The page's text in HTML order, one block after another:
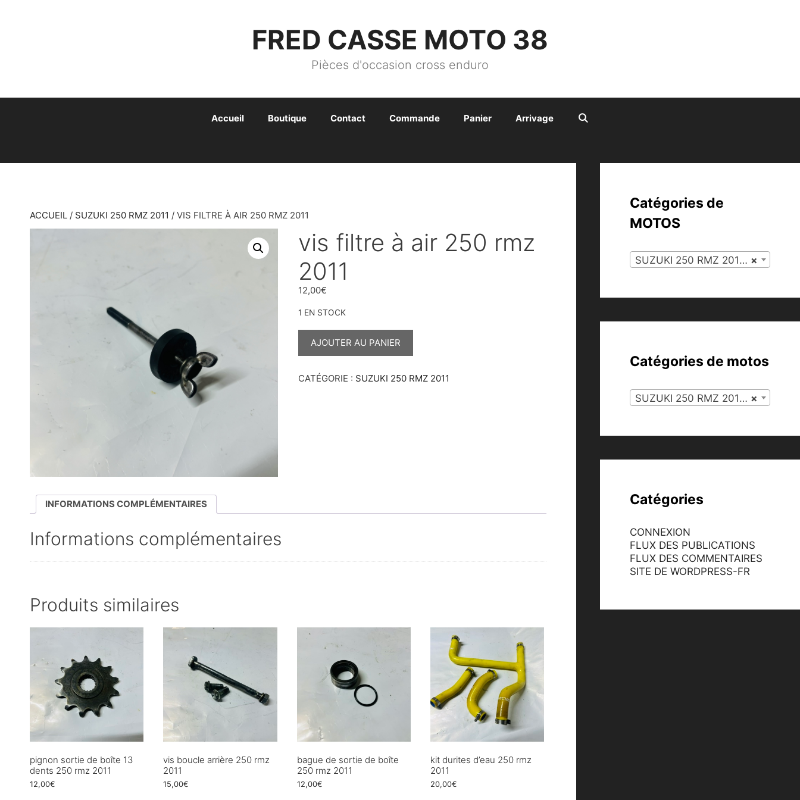
FRED CASSE MOTO 38
Pièces d'occasion cross enduro
Accueil Boutique Contact Commande Panier Arrivage
ACCUEIL / SUZUKI 250 RMZ 2011 / VIS FILTRE À AIR 250 RMZ 2011
vis filtre à air 250 rmz
2011
12,00€
1 EN STOCK
QUANTITÉ
AIR
AJOUTER AU PANIER
CATÉGORIE : SUZUKI 250 RMZ 2011
INFORMATIONS COMPLÉMENTAIRES
Informations complémentaires
Produits similaires
pignon sortie de boîte 13
dents 250 rmz 2011
12,00€
vis boucle arrière 250 rmz
2011
15,00€
bague de sortie de boîte
250 rmz 2011
12,00€
kit durites d’eau 250 rmz
2011
20,00€
Catégories de
MOTOS
×
SUZUKI 250 RMZ 2011 (134)
Catégories de motos
×
SUZUKI 250 RMZ 2011 (134)
Catégories
CONNEXION
FLUX DES PUBLICATIONS
FLUX DES COMMENTAIRES
SITE DE WORDPRESS-FR